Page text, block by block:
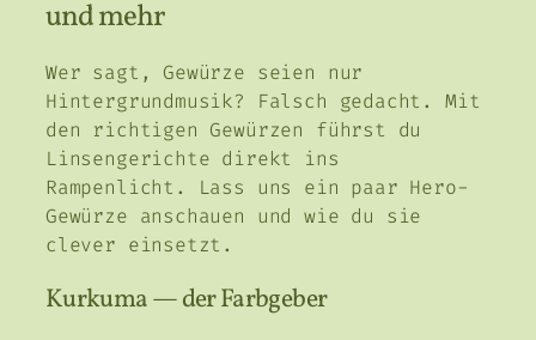
und mehr
Wer sagt, Gewürze seien nur
Hintergrundmusik? Falsch gedacht. Mit
den richtigen Gewürzen führst du
Linsengerichte direkt ins
Rampenlicht. Lass uns ein paar Hero-
Gewürze anschauen und wie du sie
clever einsetzt.
Kurkuma — der Farbgeber